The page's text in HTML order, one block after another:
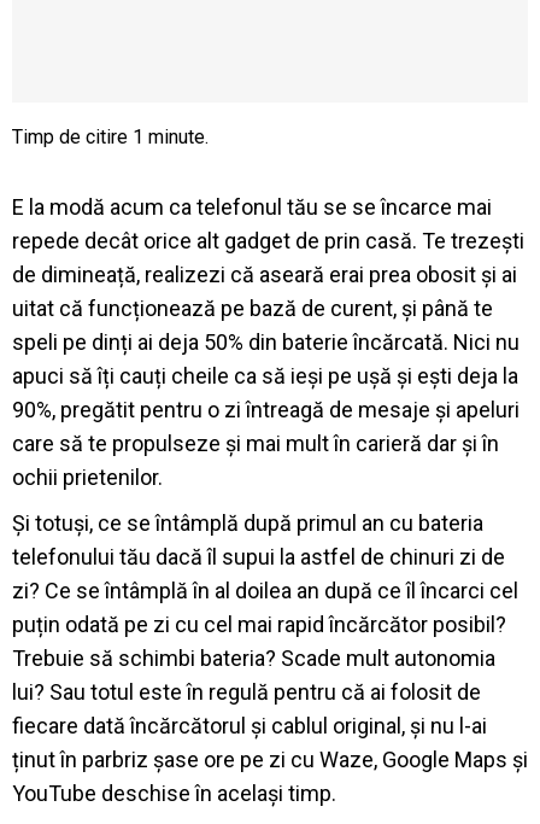
E la modă acum ca telefonul tău se se încarce mai
repede decât orice alt gadget de prin casă. Te trezești
de dimineață, realizezi că aseară erai prea obosit și ai
uitat că funcționează pe bază de curent, și până te
speli pe dinți ai deja 50% din baterie încărcată. Nici nu
apuci să îți cauți cheile ca să ieși pe ușă și ești deja la
90%, pregătit pentru o zi întreagă de mesaje și apeluri
care să te propulseze și mai mult în carieră dar și în
ochii prietenilor.
Și totuși, ce se întâmplă după primul an cu bateria
telefonului tău dacă îl supui la astfel de chinuri zi de
zi? Ce se întâmplă în al doilea an după ce îl încarci cel
puțin odată pe zi cu cel mai rapid încărcător posibil?
Trebuie să schimbi bateria? Scade mult autonomia
lui? Sau totul este în regulă pentru că ai folosit de
fiecare dată încărcătorul și cablul original, și nu l-ai
ținut în parbriz șase ore pe zi cu Waze, Google Maps și
YouTube deschise în același timp.